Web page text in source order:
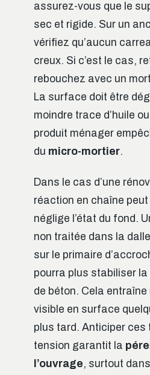
assurez-vous que le
sec et rigide. Sur un
vérifiez qu’aucun
creux. Si c’est le cas,
rebouchez avec un
La surface doit être
moindre trace d’huile
produit ménager
du micro-mortier.
Dans le cas d’une
réaction en chaîne peut
néglige l’état du fond.
non traitée dans la
sur le primaire
pourra plus stabiliser
de béton. Cela
visible en surface
plus tard. Anticiper ces
tension garantit la
l’ouvrage, surtout